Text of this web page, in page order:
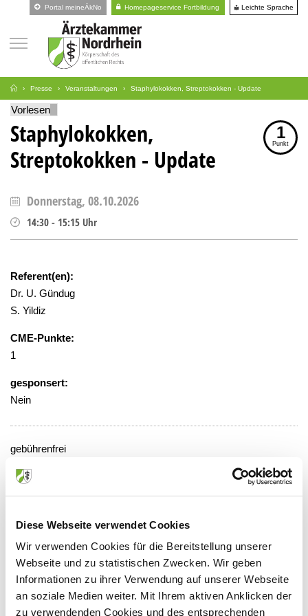
Diese Webseite verwendet Cookies
Wir verwenden Cookies für die Bereitstellung unserer
Webseite und zu statistischen Zwecken. Wir geben
Informationen zu ihrer Verwendung auf unserer Webseite
an soziale Medien weiter. Mit Ihrem aktiven Anklicken der
zu verwendenden Cookies und des entsprechenden
Portal meineÄkNo Homepageservice Fortbildung Leichte Sprache
Presse Veranstaltungen Staphylokokken, Streptokokken - Update
Vorlesen
Staphylokokken,
Streptokokken - Update
1
Punkt
Donnerstag, 08.10.2026
14:30 - 15:15 Uhr
Referent(en):
Dr. U. Gündug
S. Yildiz
CME-Punkte:
1
gesponsert:
Nein
gebührenfrei
Veranstaltungsort:
St.-Antonius Hospital, Konferenzraum
Albersallee 5-7, 47533 Kleve